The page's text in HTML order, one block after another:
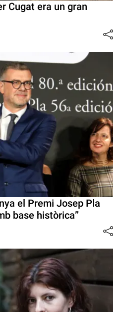
Cugat era un gran
el Premi Josep Pla
base històrica”